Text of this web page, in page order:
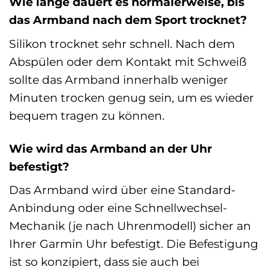
das Armband nach dem Sport trocknet?
Silikon trocknet sehr schnell. Nach dem
Abspülen oder dem Kontakt mit Schweiß
sollte das Armband innerhalb weniger
Minuten trocken genug sein, um es wieder
bequem tragen zu können.
Wie wird das Armband an der Uhr
befestigt?
Das Armband wird über eine Standard-
Anbindung oder eine Schnellwechsel-
Mechanik (je nach Uhrenmodell) sicher an
Ihrer Garmin Uhr befestigt. Die Befestigung
ist so konzipiert, dass sie auch bei